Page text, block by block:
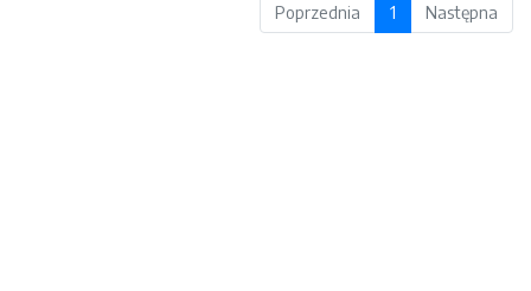
Poprzednia
1 Następna